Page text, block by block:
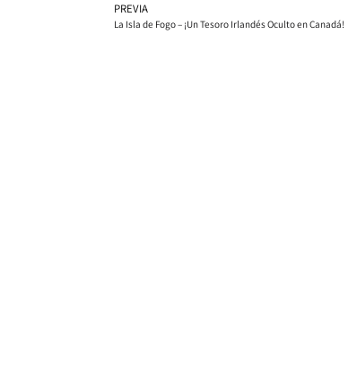
PREVIA
La Isla de Fogo – ¡Un Tesoro Irlandés Oculto en Canadá!